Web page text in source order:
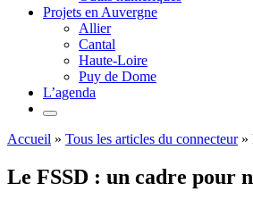
Projets en Auvergne
Allier
Cantal
Haute-Loire
Puy de Dome
L’agenda
Accueil » Tous les articles du connecteur»
Le FSSD : un cadre pour